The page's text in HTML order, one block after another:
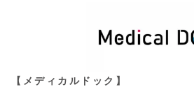
【メディカルドック】